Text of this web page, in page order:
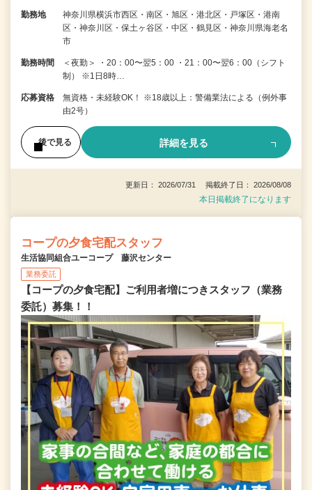
勤務地
神奈川県横浜市西区・南区・旭区・港北区・戸塚区・港南
区・神奈川区・保土ヶ谷区・中区・鶴見区・神奈川県海老名
市
勤務時間
＜夜勤＞ ・20：00〜翌5：00 ・21：00〜翌6：00（シフト
制） ※1日8時…
応募資格
無資格・未経験OK！ ※18歳以上：警備業法による（例外事
由2号）
後で見る 詳細を見る
更新日： 2026/07/31 掲載終了日： 2026/08/08
本日掲載終了になります
コープの夕食宅配スタッフ
生活協同組合ユーコープ 藤沢センター
業務委託
【コープの夕食宅配】ご利用者増につきスタッフ（業務
委託）募集！！